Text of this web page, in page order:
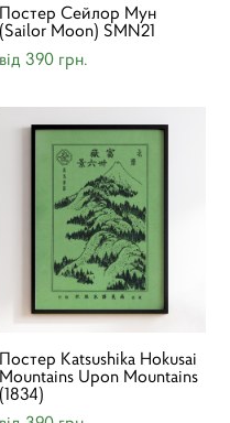
Постер Сейлор Мун
(Sailor Moon) SMN21
від 390 грн.
Постер Katsushika Hokusai
Mountains Upon Mountains
(1834)